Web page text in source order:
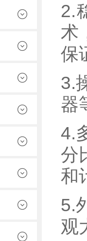
2.
术
保
3.
器
4.
分
和
5.
观